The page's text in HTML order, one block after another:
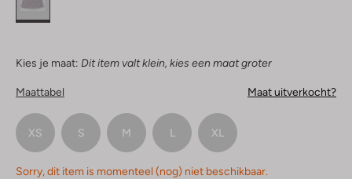
Kies je maat: Dit item valt klein, kies een maat groter
Maattabel Maat uitverkocht?
XS S M L XL
Sorry, dit item is momenteel (nog) niet beschikbaar.